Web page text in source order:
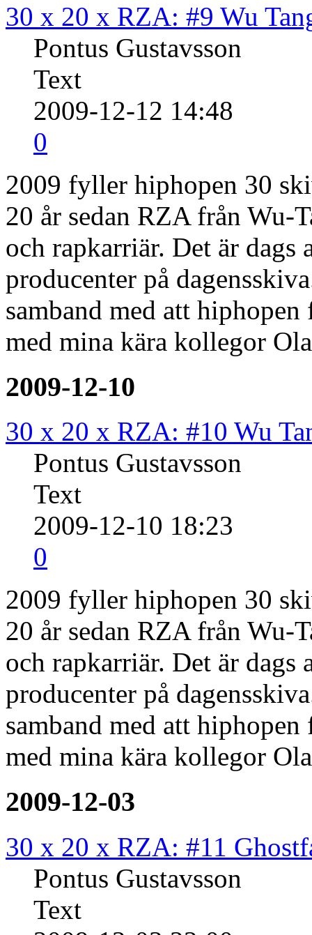
30 x 20 x RZA: #9 Wu
Pontus Gustavsson
Text
2009-12-12 14:48
0
2009 fyller hiphopen 30
20 år sedan RZA från Wu-
och rapkarriär. Det är
producenter på
samband med att
med mina kära kollegor
2009-12-10
30 x 20 x RZA: #10 Wu
Pontus Gustavsson
Text
2009-12-10 18:23
0
2009 fyller hiphopen 30
20 år sedan RZA från Wu-
och rapkarriär. Det är
producenter på
samband med att
med mina kära kollegor
2009-12-03
30 x 20 x RZA: #11
Pontus Gustavsson
Text